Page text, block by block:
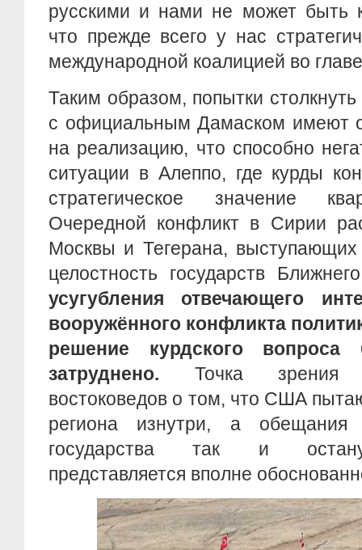
русскими и нами не может быть
что прежде всего у нас
международной коалицией во
Таким образом, попытки
с официальным Дамаском имеют
на реализацию, что способно
ситуации в Алеппо, где курды
стратегическое значение
Очередной конфликт в Сирии
Москвы и Тегерана,
целостность государств
усугубления отвечающего
вооружённого конфликта
решение курдского вопроса
затруднено. Точка зрения
востоковедов о том, что США
региона изнутри, а обещания
государства так и
представляется вполне